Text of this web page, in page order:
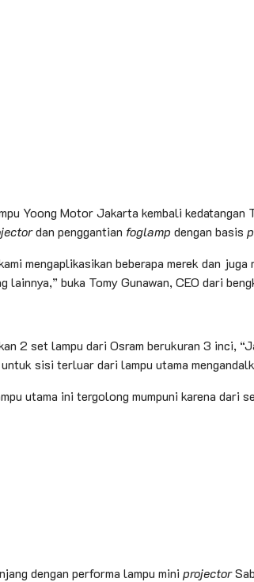
Yoong Motor Jakarta kembali
dan penggantian foglampdengan basis
mengaplikasikan beberapa merek dan
lainnya,” buka Tomy Gunawan, CEO dari
2 set lampu dari Osram berukuran 3 inci,
sisi terluar dari lampu utama
utama ini tergolong mumpuni karena dari
dengan performa lampu mini projector